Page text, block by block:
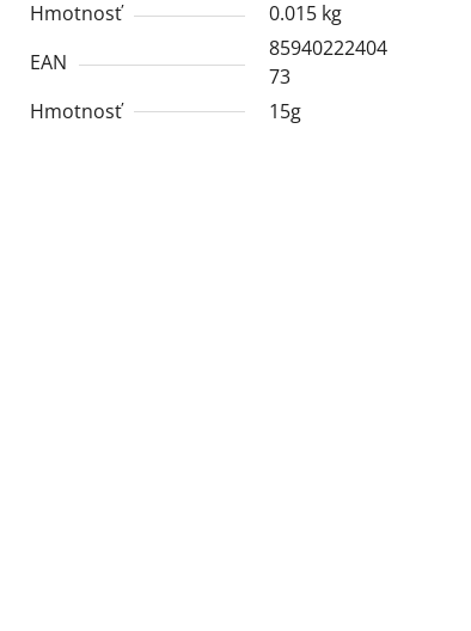
Hmotnosť
0.015 kg
EAN
85940222404
73
Hmotnosť
15g